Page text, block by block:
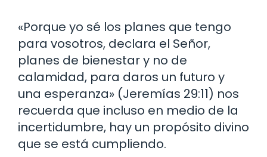
«Porque yo sé los planes que tengo
para vosotros, declara el Señor,
planes de bienestar y no de
calamidad, para daros un futuro y
una esperanza» (Jeremías 29:11) nos
recuerda que incluso en medio de la
incertidumbre, hay un propósito divino
que se está cumpliendo.